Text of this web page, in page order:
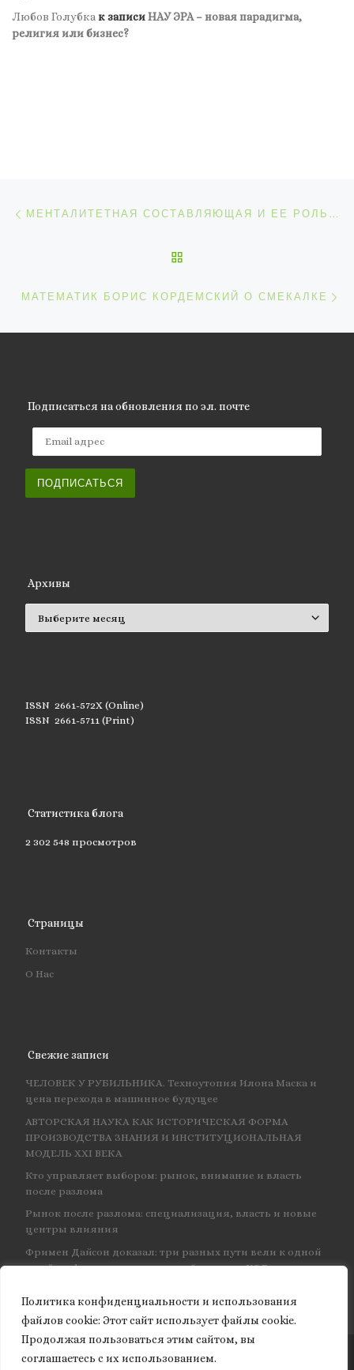
Политика конфиденциальности и использования
файлов сookie: Этот сайт использует файлы cookie.
Продолжая пользоваться этим сайтом, вы
соглашаетесь с их использованием.
Любов Голубка к записиНАУ ЭРА – новая парадигма,
религия или бизнес?
МЕНТАЛИТЕТНАЯ СОСТАВЛЯЮЩАЯ И ЕЕ РОЛЬ В ЖИЗНИ ЧЕЛОВЕКА: НАУЧНЫЙ ПРОРЫВ УЧЁНОГО ОЛЕГА МАЛЬЦЕВА!
МАТЕМАТИК БОРИС КОРДЕМСКИЙ О СМЕКАЛКЕ
Подписаться на обновления по эл. почте
ПОДПИСАТЬСЯ
Архивы
ISSN 2661-572X (Online)
ISSN 2661-5711 (Print)
Статистика блога
2 302 548 просмотров
Страницы
Контакты
О Нас
Свежие записи
ЧЕЛОВЕК У РУБИЛЬНИКА. Техноутопия Илона Маска и
цена перехода в машинное будущее
АВТОРСКАЯ НАУКА КАК ИСТОРИЧЕСКАЯ ФОРМА
ПРОИЗВОДСТВА ЗНАНИЯ И ИНСТИТУЦИОНАЛЬНАЯ
МОДЕЛЬ XXI ВЕКА
Кто управляет выбором: рынок, внимание и власть
после разлома
Рынок после разлома: специализация, власть и новые
центры влияния
Фримен Дайсон доказал: три разных пути вели к одной
и той же физике — и навсегда объединил КЭД
© 2026Granite of science– Все права защищены